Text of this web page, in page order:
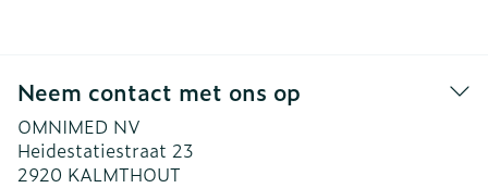
Neem contact met ons op
OMNIMED NV
Heidestatiestraat 23
2920 KALMTHOUT